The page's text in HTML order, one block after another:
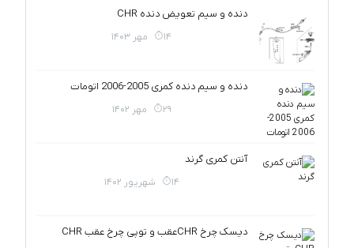
دنده و سیم تعویض دنده CHR
14 مهر 1403
دنده و سیم دنده کمری 2005-2006 اتومات
29 مهر 1402
آنتن کمری گرند
14 شهریور 1402
دیسک چرخ CHRعقب و توپی چرخ عقب CHR